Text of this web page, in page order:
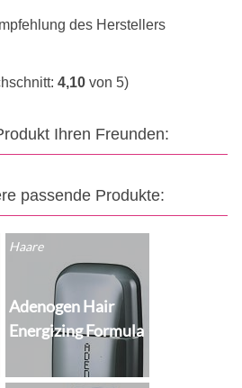
des Herstellers
4,10 von 5)
Ihren Freunden:
passende Produkte:
Haare
Adenogen Hair
Energizing Formula